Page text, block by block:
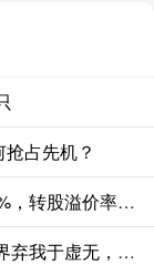
占先机？
锦锂配资平台 11月17日金宏转债下跌0.78%，转股溢价率25.83%
申宝配资APP下载 《小鸟和雕像》：若世界弃我于虚无，我将自赋价值